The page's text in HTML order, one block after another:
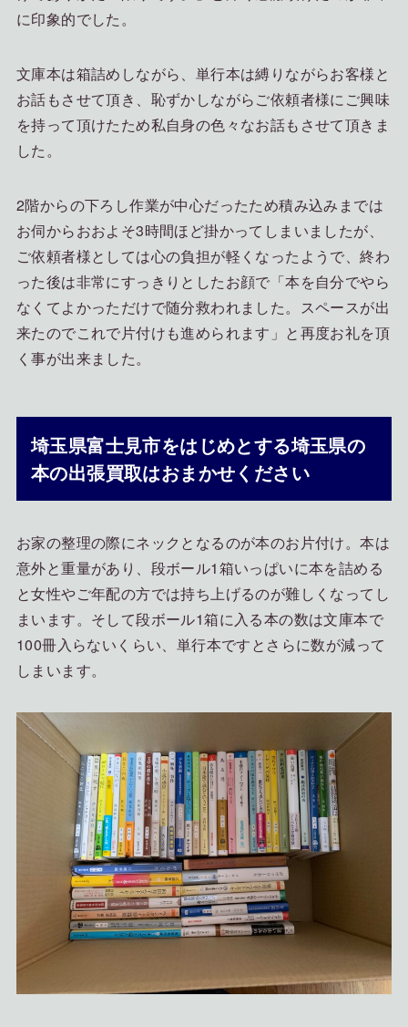
に印象的でした。
文庫本は箱詰めしながら、単行本は縛りながらお客様と
お話もさせて頂き、恥ずかしながらご依頼者様にご興味
を持って頂けたため私自身の色々なお話もさせて頂きま
した。
2階からの下ろし作業が中心だったため積み込みまでは
お伺からおおよそ3時間ほど掛かってしまいましたが、
ご依頼者様としては心の負担が軽くなったようで、終わ
った後は非常にすっきりとしたお顔で「本を自分でやら
なくてよかっただけで随分救われました。スペースが出
来たのでこれで片付けも進められます」と再度お礼を頂
く事が出来ました。
埼玉県富士見市をはじめとする埼玉県の
本の出張買取はおまかせください
お家の整理の際にネックとなるのが本のお片付け。本は
意外と重量があり、段ボール1箱いっぱいに本を詰める
と女性やご年配の方では持ち上げるのが難しくなってし
まいます。そして段ボール1箱に入る本の数は文庫本で
100冊入らないくらい、単行本ですとさらに数が減って
しまいます。